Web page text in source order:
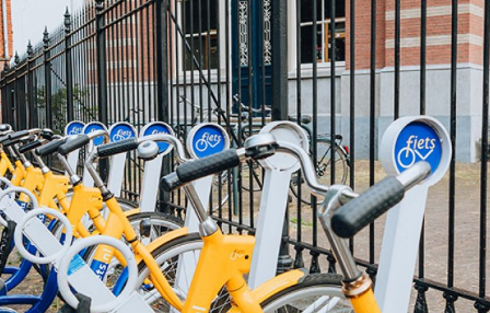
Organiserend vermogen
in balans Kennis en data